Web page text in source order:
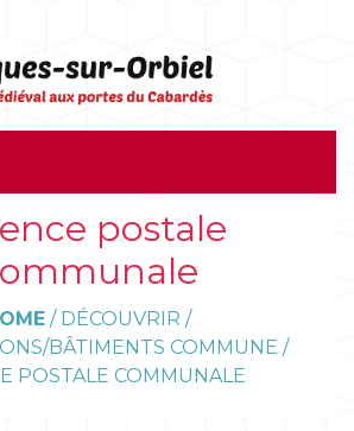
postale
/ DÉCOUVRIR /
BÂTIMENTS COMMUNE /
POSTALE COMMUNALE